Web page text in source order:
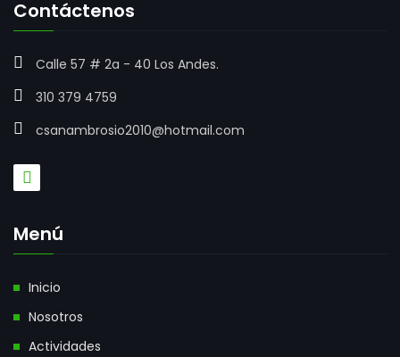
Contáctenos
Calle 57 # 2a - 40 Los Andes.
310 379 4759
csanambrosio2010@hotmail.com
Menú
Inicio
Nosotros
Actividades